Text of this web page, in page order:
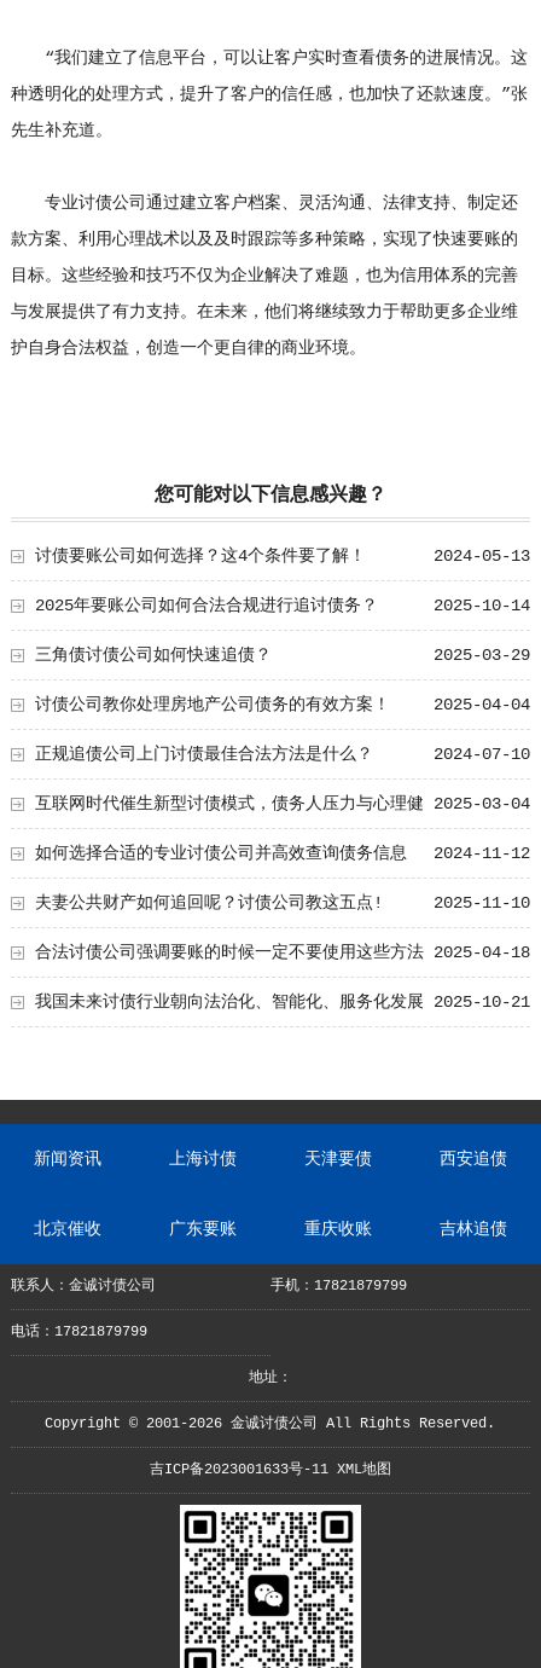
“我们建立了信息平台，可以让客户实时查看债务的进展情况。这
种透明化的处理方式，提升了客户的信任感，也加快了还款速度。”张
先生补充道。
专业讨债公司通过建立客户档案、灵活沟通、法律支持、制定还
款方案、利用心理战术以及及时跟踪等多种策略，实现了快速要账的
目标。这些经验和技巧不仅为企业解决了难题，也为信用体系的完善
与发展提供了有力支持。在未来，他们将继续致力于帮助更多企业维
护自身合法权益，创造一个更自律的商业环境。
您可能对以下信息感兴趣？
2024-05-13
讨债要账公司如何选择？这4个条件要了解！
2025-10-14
2025年要账公司如何合法合规进行追讨债务？
2025-03-29
三角债讨债公司如何快速追债？
2025-04-04
讨债公司教你处理房地产公司债务的有效方案！
2024-07-10
正规追债公司上门讨债最佳合法方法是什么？
2025-03-04
互联网时代催生新型讨债模式，债务人压力与心理健
康问题引关注 2024-11-12
如何选择合适的专业讨债公司并高效查询债务信息
2025-11-10
夫妻公共财产如何追回呢？讨债公司教这五点!
2025-04-18
合法讨债公司强调要账的时候一定不要使用这些方法
2025-10-21
我国未来讨债行业朝向法治化、智能化、服务化发展
新闻资讯 上海讨债 天津要债 西安追债
北京催收 广东要账 重庆收账 吉林追债
联系人：金诚讨债公司 手机：17821879799
电话：17821879799
地址：
Copyright © 2001-2026 金诚讨债公司 All Rights Reserved.
吉ICP备2023001633号-11 XML地图